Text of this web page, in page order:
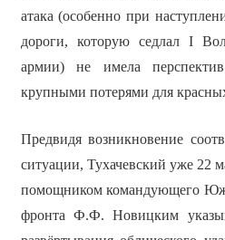
атака (особенно при
дороги, которую седлал I
армии) не имела
крупными потерями для
Предвидя возникновение
ситуации, Тухачевский уже 22
помощником командующего
фронта Ф.Ф. Новицким